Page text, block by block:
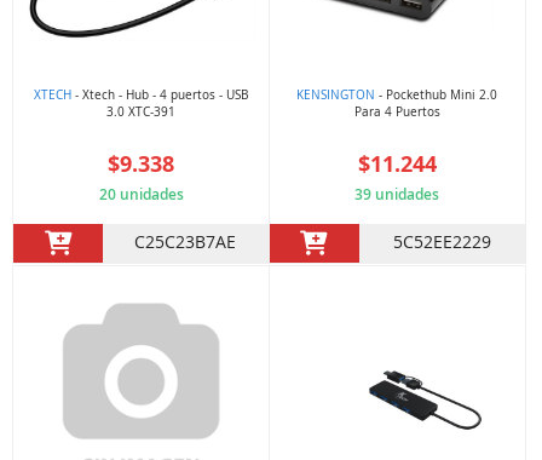
XTECH - Xtech - Hub - 4 puertos - USB
3.0 XTC-391
$9.338
20 unidades
C25C23B7AE
KENSINGTON - Pockethub Mini 2.0
Para 4 Puertos
$11.244
39 unidades
5C52EE2229